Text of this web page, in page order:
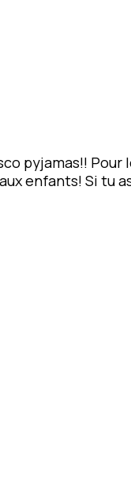
pyjamas!! Pour
enfants! Si tu